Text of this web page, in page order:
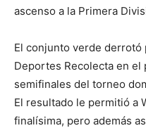
ascenso a la Primera
El conjunto verde derrotó
Deportes Recolecta en
semifinales del torneo
El resultado le permitió a
finalísima, pero además